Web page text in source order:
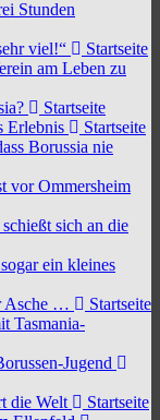
Stunden
viel!“
Startseite
am Leben zu
Startseite
Erlebnis
Startseite
Borussia nie
vor Ommersheim
sich an die
ein kleines
Asche …
Startseite
Tasmania-
Jugend
die Welt
Startseite